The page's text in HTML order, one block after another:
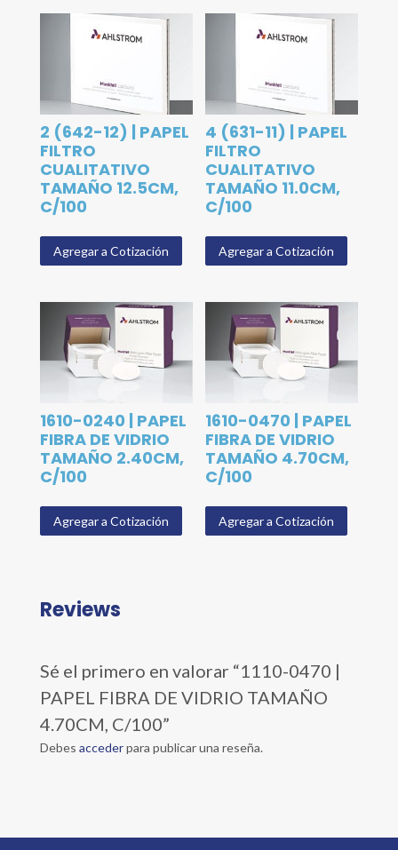
2 (642-12) | PAPEL
FILTRO
CUALITATIVO
TAMAÑO 12.5CM,
C/100
Agregar a Cotización
4 (631-11) | PAPEL
FILTRO
CUALITATIVO
TAMAÑO 11.0CM,
C/100
Agregar a Cotización
1610-0240 | PAPEL
FIBRA DE VIDRIO
TAMAÑO 2.40CM,
C/100
Agregar a Cotización
1610-0470 | PAPEL
FIBRA DE VIDRIO
TAMAÑO 4.70CM,
C/100
Agregar a Cotización
Reviews
Sé el primero en valorar “1110-0470 |
PAPEL FIBRA DE VIDRIO TAMAÑO
4.70CM, C/100”
Debes accederpara publicar una reseña.